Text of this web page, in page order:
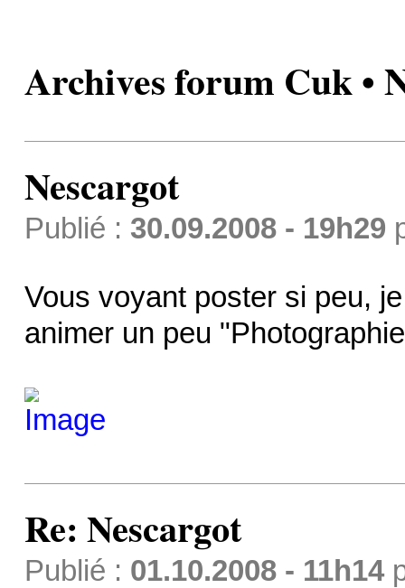
Archives forum Cuk •
Nescargot
Publié : 30.09.2008 - 19h29
Vous voyant poster si peu,
animer un peu
Re: Nescargot
Publié : 01.10.2008 - 11h14